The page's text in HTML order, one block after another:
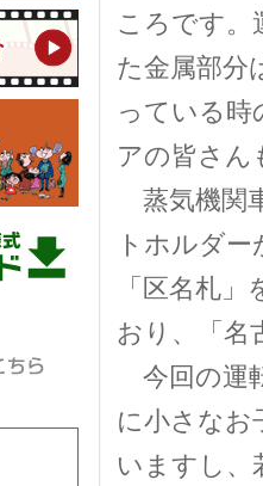
ころです。
た金属部分
っている
アの皆さん
蒸気機関
トホルダ
「区名札
おり、「名
今回の運
に小さなお
いますし、